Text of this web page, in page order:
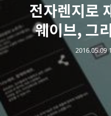
전자렌지로
웨이브, 그
2016.05.09